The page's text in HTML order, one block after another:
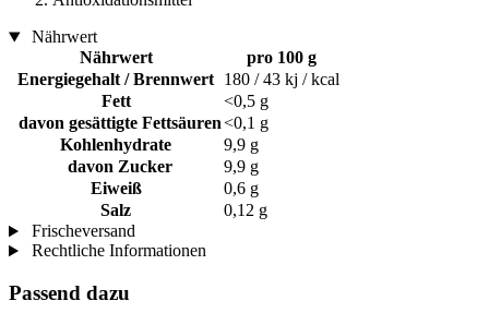
Nährwert
Nährwert
pro 100 g
Energiegehalt / Brennwert 180 / 43 kj / kcal
Fett
<0,5 g
davon gesättigte Fettsäuren<0,1 g
Kohlenhydrate
9,9 g
davon Zucker
9,9 g
Eiweiß
0,6 g
Salz
0,12 g
Frischeversand
Rechtliche Informationen
Passend dazu